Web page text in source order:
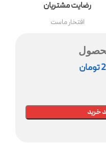
رضایت مشتریان
افتخار ماست
تومان
خرید